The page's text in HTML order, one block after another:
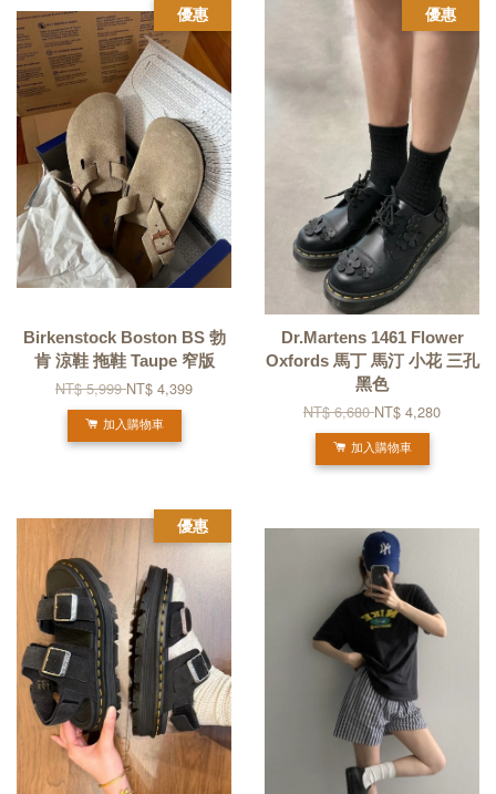
優惠
Birkenstock Boston BS 勃
肯 涼鞋 拖鞋 Taupe 窄版
NT$ 5,999NT$ 4,399
加入購物車
優惠
Dr.Martens 1461 Flower
Oxfords 馬丁 馬汀 小花 三孔
黑色
NT$ 6,680NT$ 4,280
加入購物車
優惠